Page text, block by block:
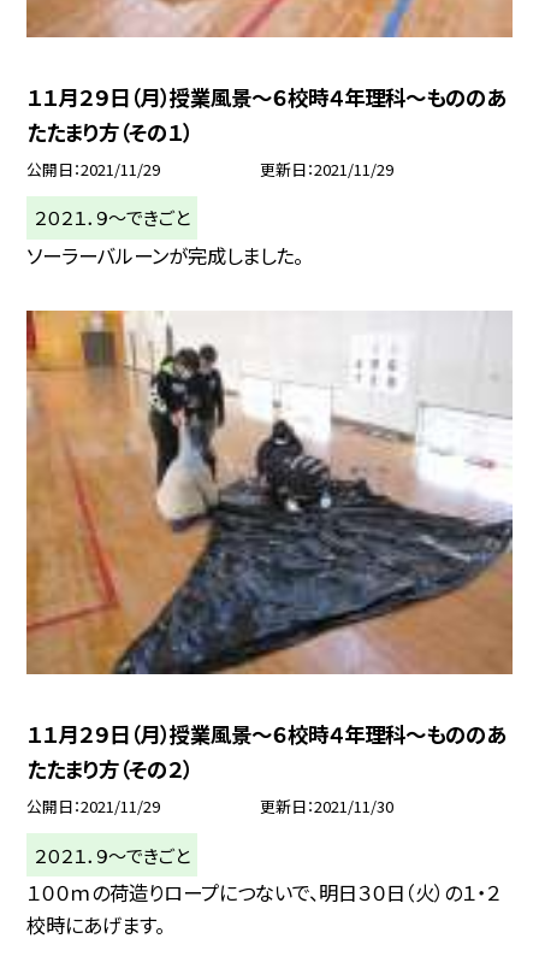
１１月２９日（月）授業風景〜６校時４年理科〜もののあ
たたまり方（その１）
公開日 2021/11/29 更新日 2021/11/29
２０２１．９〜できごと
ソーラーバルーンが完成しました。
１１月２９日（月）授業風景〜６校時４年理科〜もののあ
たたまり方（その２）
公開日 2021/11/29 更新日 2021/11/30
２０２１．９〜できごと
１００ｍの荷造りロープにつないで、明日３０日（火）の１・２
校時にあげます。